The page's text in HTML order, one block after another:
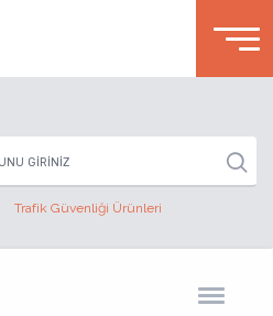
Trafik Güvenliği Ürünleri